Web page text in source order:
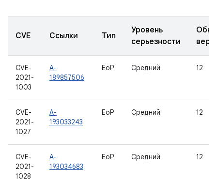
CVE Ссылки Тип
Уровень
серьезности
CVE-
2021-
1003
A-
189857506
EoP Средний 12
CVE-
2021-
1027
A-
193033243
EoP Средний 12
CVE-
2021-
1028
A-
193034683
EoP Средний 12